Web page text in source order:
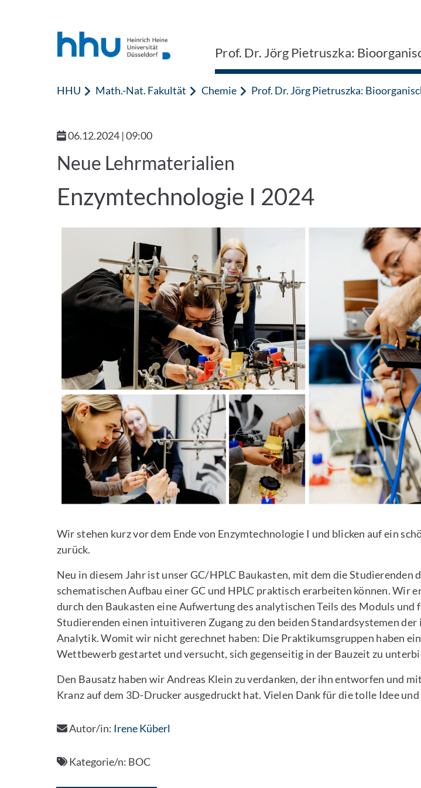
Prof. Dr. Jörg Pietruszka:
HHU Math.-Nat. Fakultät Chemie Prof. Dr. Jörg Pietruszka:
06.12.2024 | 09:00
Neue Lehrmaterialien
Enzymtechnologie I 2024
Wir stehen kurz vor dem Ende von Enzymtechnologie I und blicken auf ein
zurück.
Neu in diesem Jahr ist unser GC/HPLC Baukasten, mit dem die Studierenden
schematischen Aufbau einer GC und HPLC praktisch erarbeiten können. Wir
durch den Baukasten eine Aufwertung des analytischen Teils des Moduls und
Studierenden einen intuitiveren Zugang zu den beiden Standardsystemen
Analytik. Womit wir nicht gerechnet haben: Die Praktikumsgruppen haben
Wettbewerb gestartet und versucht, sich gegenseitig in der Bauzeit zu
Den Bausatz haben wir Andreas Klein zu verdanken, der ihn entworfen und
Kranz auf dem 3D-Drucker ausgedruckt hat. Vielen Dank für die tolle Idee
Autor/in: Irene Küberl
Kategorie/n: BOC